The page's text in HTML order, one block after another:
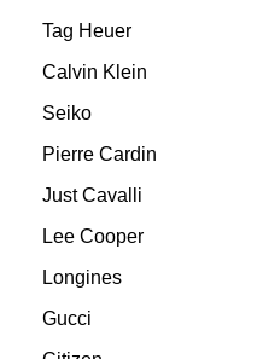
Tag Heuer
Calvin Klein
Seiko
Pierre Cardin
Just Cavalli
Lee Cooper
Longines
Gucci